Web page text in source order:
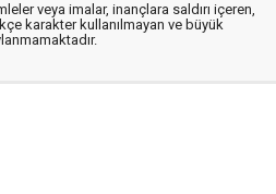
veya imalar, inançlara saldırı içeren,
karakter kullanılmayan ve büyük